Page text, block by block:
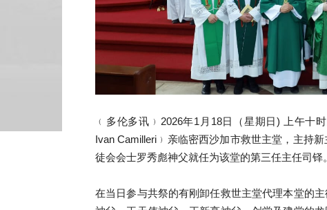
﹙多伦多讯﹚2026年1月18日（星期日) 上午十
Ivan Camilleri﹚亲临密西沙加市救世主堂，主持
徒会会士罗秀彪神父就任为该堂的第三任主任司铎。
在当日参与共祭的有刚卸任救世主堂代理本堂的